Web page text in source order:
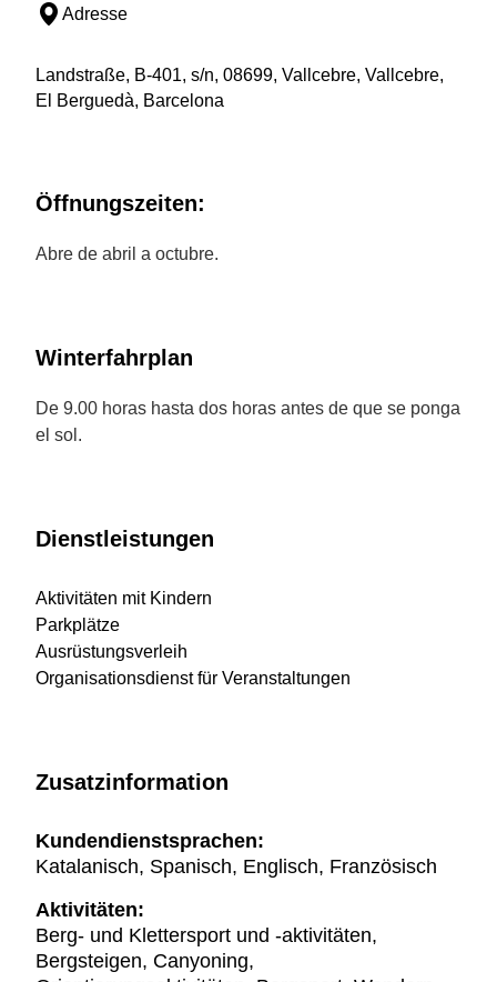
Adresse
Landstraße, B-401, s/n, 08699, Vallcebre, Vallcebre,
El Berguedà, Barcelona
Öffnungszeiten:
Abre de abril a octubre.
Winterfahrplan
De 9.00 horas hasta dos horas antes de que se ponga
el sol.
Dienstleistungen
Aktivitäten mit Kindern
Parkplätze
Ausrüstungsverleih
Organisationsdienst für Veranstaltungen
Zusatzinformation
Kundendienstsprachen:
Katalanisch, Spanisch, Englisch, Französisch
Aktivitäten:
Berg- und Klettersport und -aktivitäten,
Bergsteigen, Canyoning,